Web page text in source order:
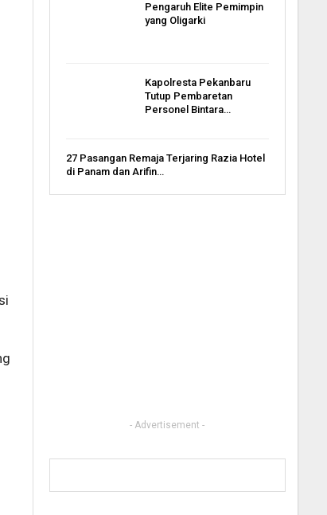
Pengaruh Elite Pemimpin
yang Oligarki
Kapolresta Pekanbaru
Tutup Pembaretan
Personel Bintara…
27 Pasangan Remaja Terjaring Razia Hotel
di Panam dan Arifin…
- Advertisement -